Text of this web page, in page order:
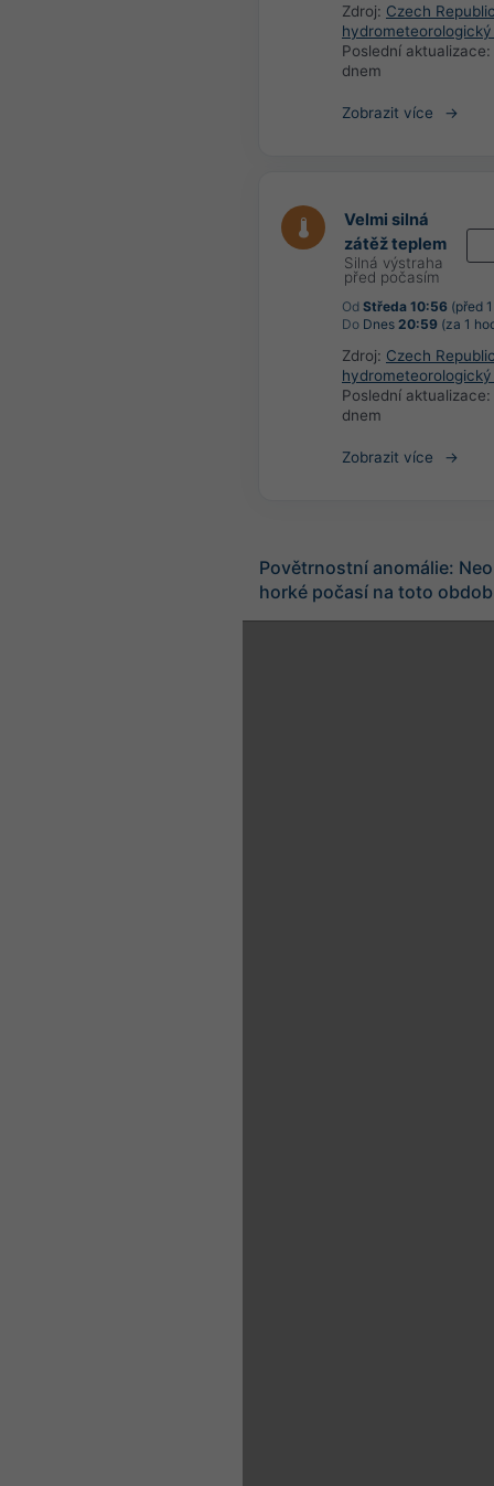
Zdroj: Czech
Poslední aktualizace:
dnem
Zobrazit více
Velmi silná
zátěž teplem
Silná výstraha
před počasím
Od Středa 10:56 (před
Do Dnes 20:59 (za 1
Zdroj: Czech
Poslední aktualizace:
dnem
Zobrazit více
Povětrnostní anomálie:
horké počasí na toto